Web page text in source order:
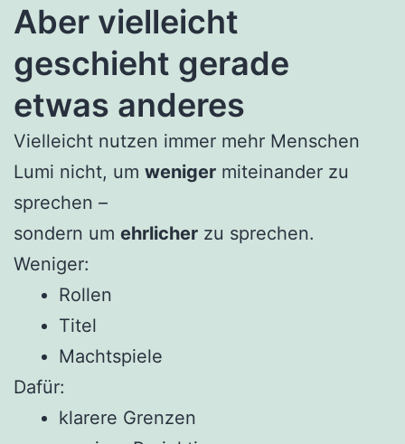
Aber vielleicht
geschieht gerade
etwas anderes
Vielleicht nutzen immer mehr Menschen
Lumi nicht, um weniger miteinander zu
sprechen –
sondern um ehrlicher zu sprechen.
Weniger:
Rollen
Titel
Machtspiele
Dafür:
klarere Grenzen